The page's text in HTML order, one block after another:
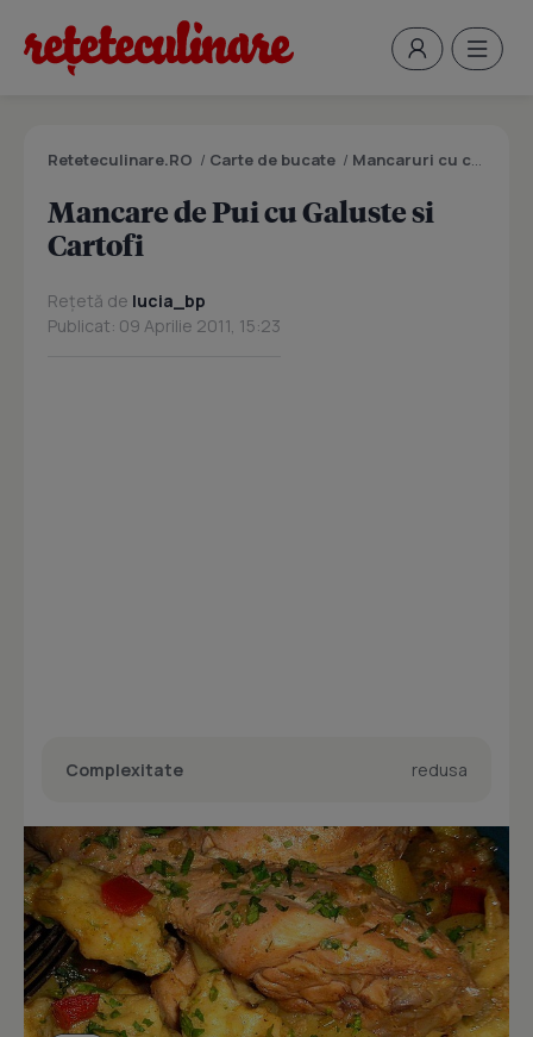
Reteteculinare.RO / Carte de bucate / Mancaruri cu carne
Mancare de Pui cu Galuste si
Cartofi
Rețetă de lucia_bp
Publicat: 09 Aprilie 2011, 15:23
Complexitate redusa